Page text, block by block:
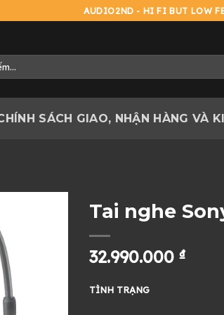
AUDIO2ND - HI FI BUT LOW
SÁCH GIAO, NHẬN HÀNG VÀ
Tai nghe
32.990.000 ₫
TÌNH TRẠNG